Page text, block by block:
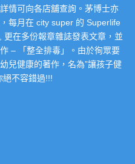
情可向各店舖查詢。茅博士亦
每月在 city super 的 Superlife
在多份報章雜誌發表文章，並
– 「整全排毒」。由於徇眾要
兒健康的著作，名為”讓孩子健
絕不容錯過!!!